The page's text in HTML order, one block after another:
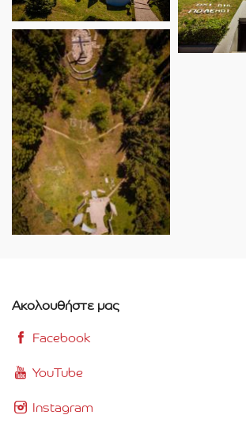
Ακολουθήστε μας
Facebook
YouTube
Instagram